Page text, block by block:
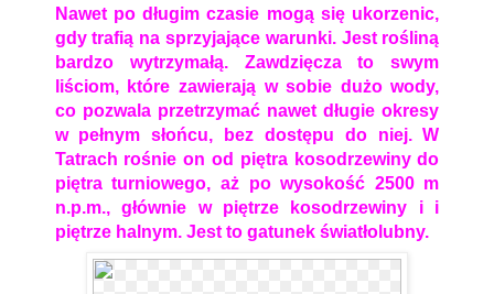
Nawet po długim czasie mogą się ukorzenic,
gdy trafią na sprzyjające warunki. Jest rośliną
bardzo wytrzymałą. Zawdzięcza to swym
liściom, które zawierają w sobie dużo wody,
co pozwala przetrzymać nawet długie okresy
w pełnym słońcu, bez dostępu do niej. W
Tatrach rośnie on od piętra kosodrzewiny do
piętra turniowego, aż po wysokość 2500 m
n.p.m., głównie w piętrze kosodrzewiny i i
piętrze halnym. Jest to gatunek światłolubny.